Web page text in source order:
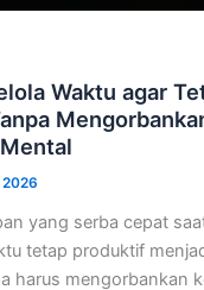
Waktu agar
2026
yang serba cepat
tetap produktif
harus mengorbankan